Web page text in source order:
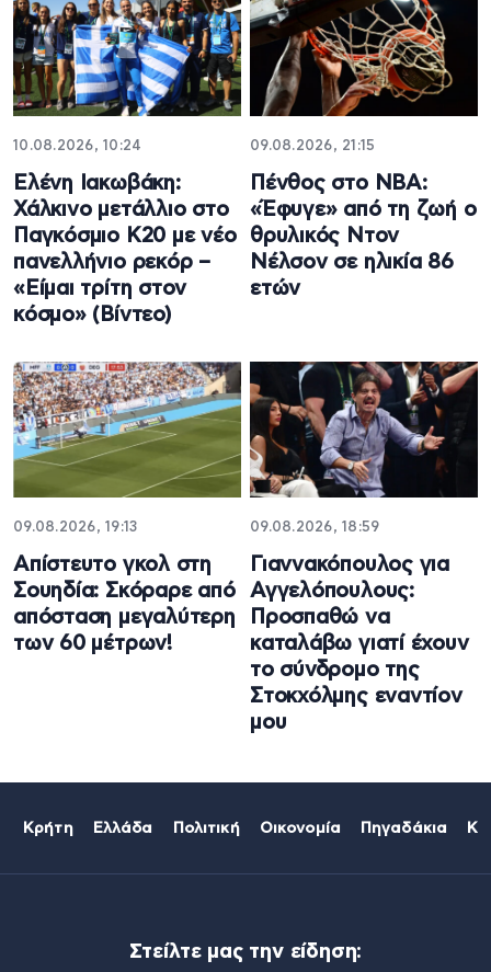
10.08.2026, 10:24
Ελένη Ιακωβάκη:
Χάλκινο μετάλλιο στο
Παγκόσμιο Κ20 με νέο
πανελλήνιο ρεκόρ –
«Είμαι τρίτη στον
κόσμο» (Βίντεο)
09.08.2026, 21:15
Πένθος στο NBA:
«Έφυγε» από τη ζωή ο
θρυλικός Ντον
Νέλσον σε ηλικία 86
ετών
09.08.2026, 19:13
Απίστευτο γκολ στη
Σουηδία: Σκόραρε από
απόσταση μεγαλύτερη
των 60 μέτρων!
09.08.2026, 18:59
Γιαννακόπουλος για
Αγγελόπουλους:
Προσπαθώ να
καταλάβω γιατί έχουν
το σύνδρομο της
Στοκχόλμης εναντίον
μου
Κρήτη Ελλάδα Πολιτική Οικονομία Πηγαδάκια
Στείλτε μας την είδηση: